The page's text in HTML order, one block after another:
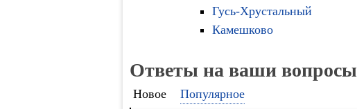
Гусь-Хрустальный
Камешково
Ответы на ваши вопросы
Новое
Популярное